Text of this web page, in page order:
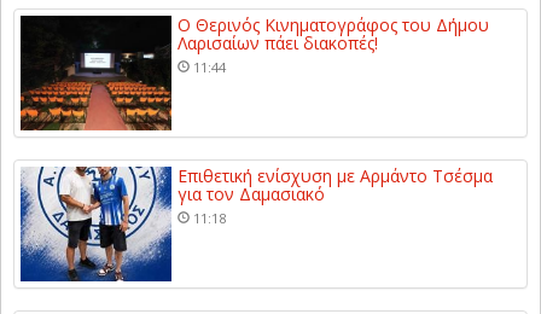
Ο Θερινός Κινηματογράφος του Δήμου
Λαρισαίων πάει διακοπές!
11:44
Επιθετική ενίσχυση με Αρμάντο Τσέσμα
για τον Δαμασιακό
11:18